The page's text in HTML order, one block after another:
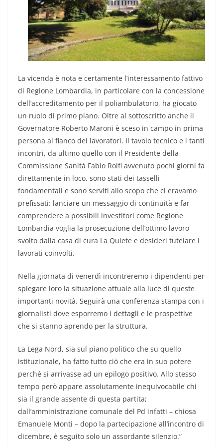
La vicenda è nota e certamente l’interessamento fattivo
di Regione Lombardia, in particolare con la concessione
dell’accreditamento per il poliambulatorio, ha giocato
un ruolo di primo piano. Oltre al sottoscritto anche il
Governatore Roberto Maroni è sceso in campo in prima
persona al fianco dei lavoratori. Il tavolo tecnico e i tanti
incontri, da ultimo quello con il Presidente della
Commissione Sanità Fabio Rolfi avvenuto pochi giorni fa
direttamente in loco, sono stati dei tasselli
fondamentali e sono serviti allo scopo che ci eravamo
prefissati: lanciare un messaggio di continuità e far
comprendere a possibili investitori come Regione
Lombardia voglia la prosecuzione dell’ottimo lavoro
svolto dalla casa di cura La Quiete e desideri tutelare i
lavorati coinvolti.
Nella giornata di venerdì incontreremo i dipendenti per
spiegare loro la situazione attuale alla luce di queste
importanti novità. Seguirà una conferenza stampa con i
giornalisti dove esporremo i dettagli e le prospettive
che si stanno aprendo per la struttura.
La Lega Nord, sia sul piano politico che su quello
istituzionale, ha fatto tutto ciò che era in suo potere
perché si arrivasse ad un epilogo positivo. Allo stesso
tempo però appare assolutamente inequivocabile chi
sia il grande assente di questa partita;
dall’amministrazione comunale del Pd infatti – chiosa
Emanuele Monti – dopo la partecipazione all’incontro di
dicembre, è seguito solo un assordante silenzio.”